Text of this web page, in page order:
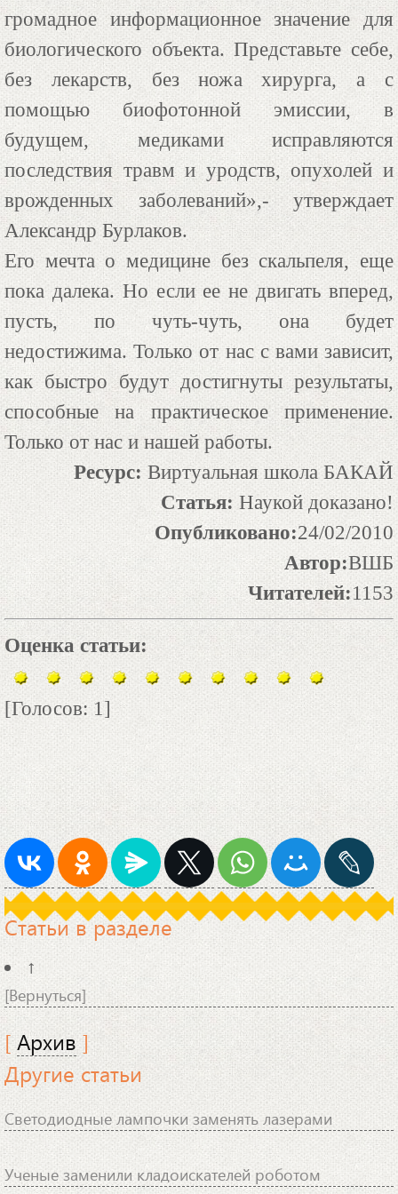
громадное информационное значение для
биологического объекта. Представьте себе,
без лекарств, без ножа хирурга, а с
помощью биофотонной эмиссии, в
будущем, медиками исправляются
последствия травм и уродств, опухолей и
врожденных заболеваний»,- утверждает
Александр Бурлаков.
Его мечта о медицине без скальпеля, еще
пока далека. Но если ее не двигать вперед,
пусть, по чуть-чуть, она будет
недостижима. Только от нас с вами зависит,
как быстро будут достигнуты результаты,
способные на практическое применение.
Только от нас и нашей работы.
Ресурс: Виртуальная школа БАКАЙ
Статья: Наукой доказано!
Опубликовано:24/02/2010
Автор:ВШБ
Читателей:1153
Оценка статьи:
[Голосов: 1]
Статьи в разделе
↑
[Вернуться]
[Архив]
Другие статьи
Светодиодные лампочки заменять лазерами
Ученые заменили кладоискателей роботом